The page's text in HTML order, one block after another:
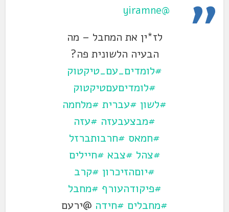
@yiramne
לז*ין את המחבל – מה
הבעיה הלשונית פה?
#לומדים_עם_טיקטוק
#לומדיםעםטיקטוק
#לשון #עברית #מלחמה
#מבצעבעזה #עזה
#חמאס #חרבותברזל
#צהל #צבא #חיילים
#יוםהזיכרון #קרב
#פיקודהעורף #מחבל
#מחבלים #חידה @ירעם